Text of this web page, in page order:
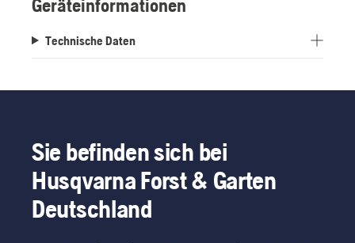
Geräteinformationen
Technische Daten
Sie befinden sich bei
Husqvarna Forst & Garten
Deutschland